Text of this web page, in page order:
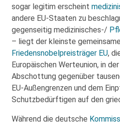
sogar legitim erscheint
andere EU-Staaten zu
gegenseitig medizinisches-/
– liegt der kleinste
Friedensnobelpreisträger EU,
Europäischen Werteunion, in
Abschottung gegenüber
EU-Außengrenzen und dem
Schutzbedürftigen auf den
Während die deutsche